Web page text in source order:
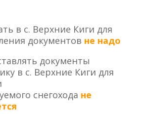
в с. Верхние Киги для
документов не надо
документы
в с. Верхние Киги для
снегохода не